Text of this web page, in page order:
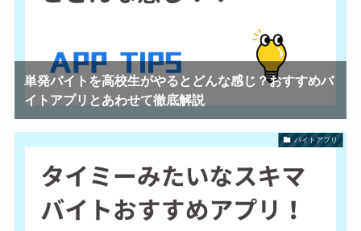
単発バイトを高校生がやるとどんな感じ？おすすめバ
イトアプリとあわせて徹底解説
バイトアプリ